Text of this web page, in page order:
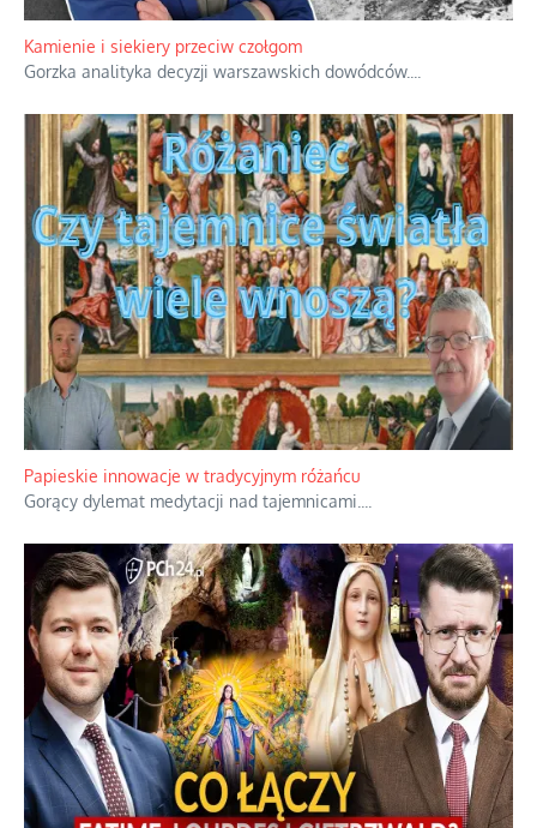
Familijny spór o biskupie sakry
Rodzinna polemika wokół sakr w Écône.
Kamienie i siekiery przeciw czołgom
Gorzka analityka decyzji warszawskich dowódców.